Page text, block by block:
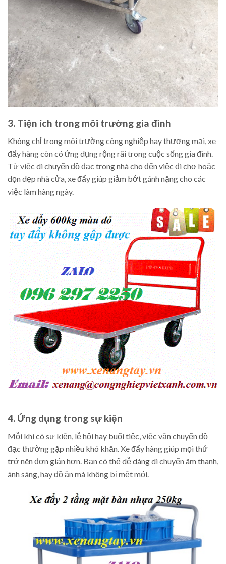
3. Tiện ích trong môi trường gia đình
Không chỉ trong môi trường công nghiệp hay thương mại, xe
đẩy hàng còn có ứng dụng rộng rãi trong cuộc sống gia đình.
Từ việc di chuyển đồ đạc trong nhà cho đến việc đi chợ hoặc
dọn dẹp nhà cửa, xe đẩy giúp giảm bớt gánh nặng cho các
việc làm hàng ngày.
4. Ứng dụng trong sự kiện
Mỗi khi có sự kiện, lễ hội hay buổi tiệc, việc vận chuyển đồ
đạc thường gặp nhiều khó khăn. Xe đẩy hàng giúp mọi thứ
trở nên đơn giản hơn. Bạn có thể dễ dàng di chuyển âm thanh,
ánh sáng, hay đồ ăn mà không bị mệt mỏi.